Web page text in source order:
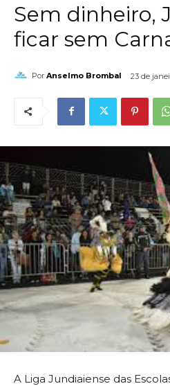
Sem dinheiro,
ficar sem
Por Anselmo Brombal 23 de
A Liga Jundiaiense das